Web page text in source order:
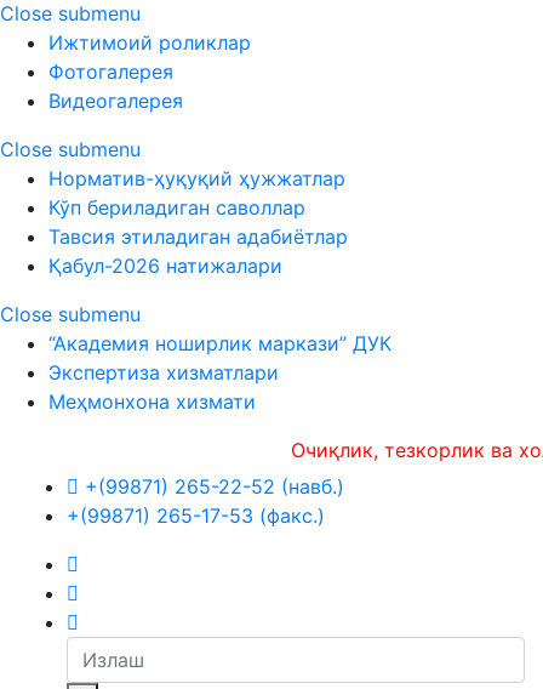
Close submenu
Ижтимоий роликлар
Фотогалерея
Видеогалерея
Close submenu
Норматив-ҳуқуқий ҳужжатлар
Кўп бериладиган саволлар
Тавсия этиладиган адабиётлар
Қабул-2026 натижалари
Close submenu
“Академия ноширлик маркази” ДУК
Экспертиза хизматлари
Меҳмонхона хизмати
Очиқлик, тезкорлик ва
+(99871) 265-22-52 (навб.)
+(99871) 265-17-53 (факс.)